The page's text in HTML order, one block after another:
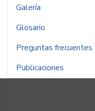
Galería
Glosario
Preguntas frecuentes
Publicaciones